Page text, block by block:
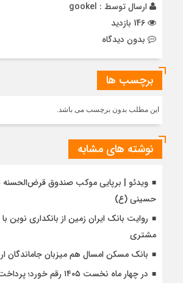
ارسال توسط : gookel
بدون دیدگاه
برچسب ها
این مطلب بدون برچسب می باشد.
نوشته های مشابه
ویدئو | برپایی موکب صندوق قرض‌الحسنه
حسینی (ع)
روایت بانک ایران زمین از بانکداری نوین
مشتری
بانک مسکن امسال هم میزبان جاماندگان